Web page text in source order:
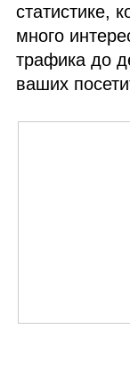
статистике,
много
трафика до
ваших